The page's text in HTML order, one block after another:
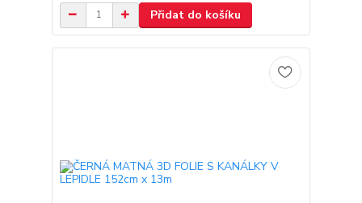
Přidat do košíku